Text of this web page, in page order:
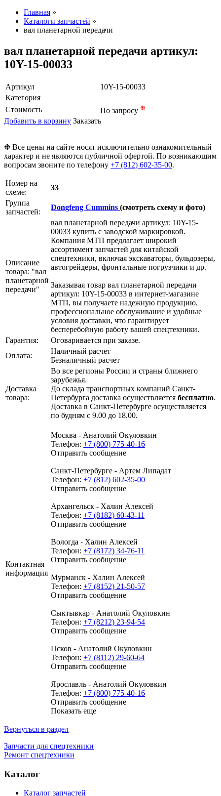
Главная »
Каталоги запчастей »
вал планетарной передачи
вал планетарной передачи артикул:
10Y-15-00033
Артикул
10Y-15-00033
Категория
Стоимость
По запросу ❉
Добавить в корзину Заказать
❉ Все цены на сайте носят исключительно ознакомительный
характер и не являются публичной офертой. По возникающим
вопросам звоните по телефону +7 (812) 602-35-00.
Номер на
схеме:
33
Группа
запчастей:
Dongfeng Cummins (смотреть схему и фото)
Описание
товара: "вал
планетарной
передачи"
вал планетарной передачи артикул: 10Y-15-
00033 купить с заводской маркировкой.
Компания МТП предлагает широкий
ассортимент запчастей для китайской
спецтехники, включая экскаваторы, бульдозеры,
автогрейдеры, фронтальные погрузчики и др.
Заказывая товар вал планетарной передачи
артикул: 10Y-15-00033 в интернет-магазине
МТП, вы получаете надежную продукцию,
профессиональное обслуживание и удобные
условия доставки, что гарантирует
бесперебойную работу вашей спецтехники.
Гарантия:
Оговаривается при заказе.
Оплата:
Наличный расчет
Безналичный расчет
Доставка
товара:
Во все регионы России и страны ближнего
зарубежья.
До склада транспортных компаний Санкт-
Петербурга доставка осуществляется бесплатно.
Доставка в Санкт-Петербурге осуществляется
по будням с 9.00 до 18.00.
Контактная
информация
Москва - Анатолий Окуловкин
Телефон: +7 (800) 775-40-16
Отправить сообщение
Санкт-Петербурге - Артем Липадат
Телефон: +7 (812) 602-35-00
Отправить сообщение
Архангельск - Халин Алексей
Телефон: +7 (8182) 60-43-11
Отправить сообщение
Вологда - Халин Алексей
Телефон: +7 (8172) 34-76-11
Отправить сообщение
Мурманск - Халин Алексей
Телефон: +7 (8152) 21-50-57
Отправить сообщение
Сыктывкар - Анатолий Окуловкин
Телефон: +7 (8212) 23-94-54
Отправить сообщение
Псков - Анатолий Окуловкин
Телефон: +7 (8112) 29-60-64
Отправить сообщение
Ярославль - Анатолий Окуловкин
Телефон: +7 (800) 775-40-16
Отправить сообщение
Показать еще
Вернуться в раздел
Запчасти для спецтехники
Ремонт спецтехники
Каталог
Каталог запчастей